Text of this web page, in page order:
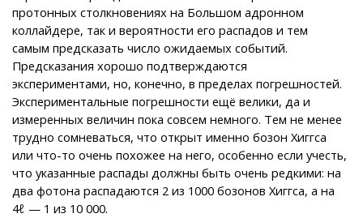
протонных столкновениях на Большом адронном
коллайдере, так и вероятности его распадов и тем
самым предсказать число ожидаемых событий.
Предсказания хорошо подтверждаются
экспериментами, но, конечно, в пределах погрешностей.
Экспериментальные погрешности ещё велики, да и
измеренных величин пока совсем немного. Тем не менее
трудно сомневаться, что открыт именно бозон Хиггса
или что-то очень похожее на него, особенно если учесть,
что указанные распады должны быть очень редкими: на
два фотона распадаются 2 из 1000 бозонов Хиггса, а на
4ℓ — 1 из 10 000.